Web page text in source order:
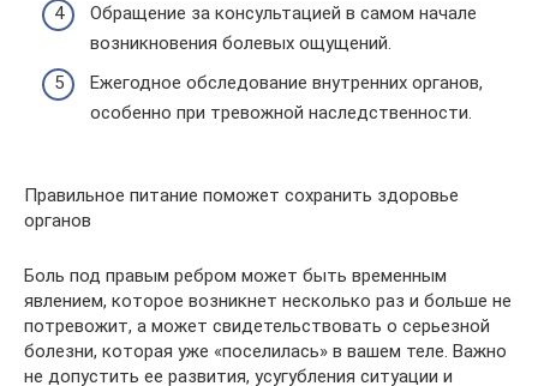
Обращение за консультацией в самом начале
возникновения болевых ощущений.
Ежегодное обследование внутренних органов,
особенно при тревожной наследственности.
Правильное питание поможет сохранить здоровье
органов
Боль под правым ребром может быть временным
явлением, которое возникнет несколько раз и больше не
потревожит, а может свидетельствовать о серьезной
болезни, которая уже «поселилась» в вашем теле. Важно
не допустить ее развития, усугубления ситуации и